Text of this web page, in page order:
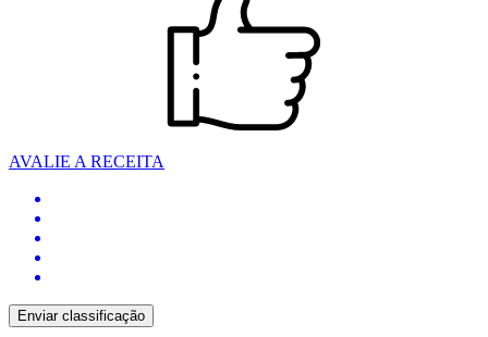
AVALIE A RECEITA
Enviar classificação